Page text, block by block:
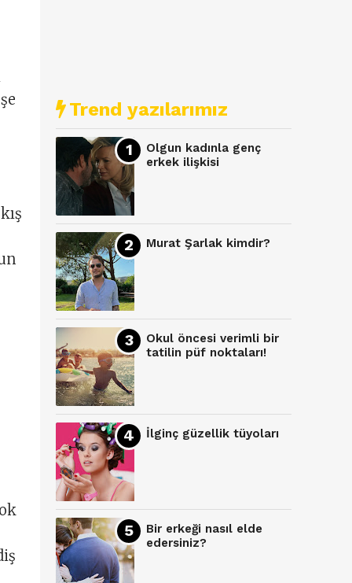
Trend yazılarımız
Olgun kadınla genç
erkek ilişkisi
Murat Şarlak kimdir?
Okul öncesi verimli bir
tatilin püf noktaları!
İlginç güzellik tüyoları
Bir erkeği nasıl elde
edersiniz?